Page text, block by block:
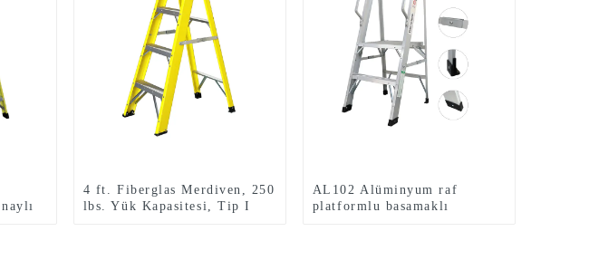
4 ft. Fiberglas Merdiven, 250
lbs. Yük Kapasitesi, Tip I
AL102 Alüminyum raf
platformlu basamaklı